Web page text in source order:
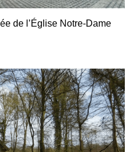
de l’Église Notre-Dame